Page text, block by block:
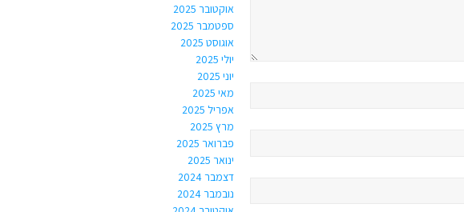
אוקטובר 2025
ספטמבר 2025
אוגוסט 2025
יולי 2025
יוני 2025
מאי 2025
אפריל 2025
מרץ 2025
פברואר 2025
ינואר 2025
דצמבר 2024
נובמבר 2024